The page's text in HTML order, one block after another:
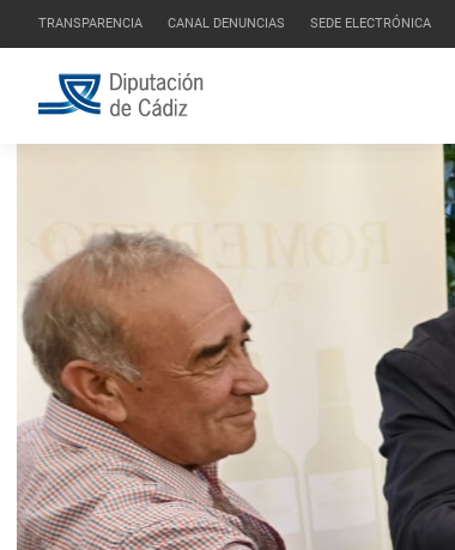
TRANSPARENCIA CANAL DENUNCIAS SEDE ELECTRÓNICA